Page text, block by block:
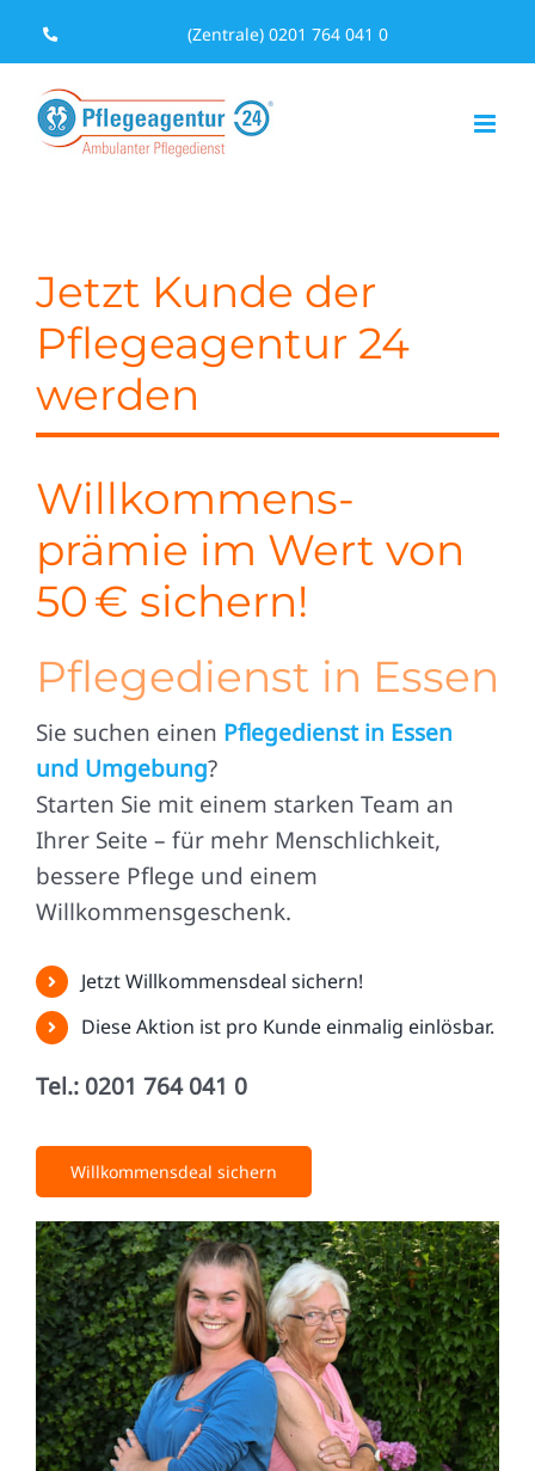
Inhalt
springen
(Zentrale) 0201 764 041 0
Jetzt Kunde der
Pflegeagentur 24
werden
Willkommens-
prämie im Wert von
50 € sichern!
Pflegedienst in Essen
Sie suchen einen Pflegedienst in Essen
und Umgebung?
Starten Sie mit einem starken Team an
Ihrer Seite – für mehr Menschlichkeit,
bessere Pflege und einem
Willkommensgeschenk.
Jetzt Willkommensdeal sichern!
Diese Aktion ist pro Kunde einmalig einlösbar.
Tel.: 0201 764 041 0
Willkommensdeal sichern